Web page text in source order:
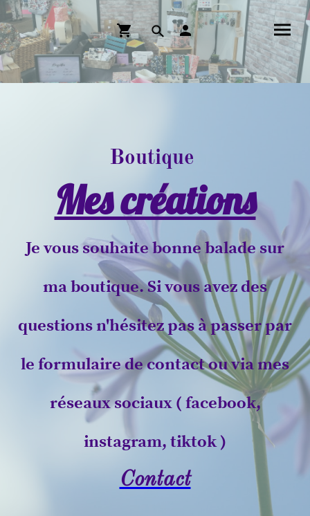
Boutique
Mes créations
Je vous souhaite bonne balade sur
ma boutique. Si vous avez des
questions n'hésitez pas à passer par
le formulaire de contact ou via mes
réseaux sociaux ( facebook,
instagram, tiktok )
Contact